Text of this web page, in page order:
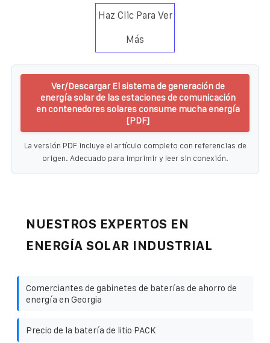
Haz Clic Para Ver
Más
Ver/Descargar El sistema de generación de
energía solar de las estaciones de comunicación
en contenedores solares consume mucha energía
[PDF]
La versión PDF incluye el artículo completo con referencias de
origen. Adecuado para imprimir y leer sin conexión.
NUESTROS EXPERTOS EN
ENERGÍA SOLAR INDUSTRIAL
Comerciantes de gabinetes de baterías de ahorro de
energía en Georgia
Precio de la batería de litio PACK